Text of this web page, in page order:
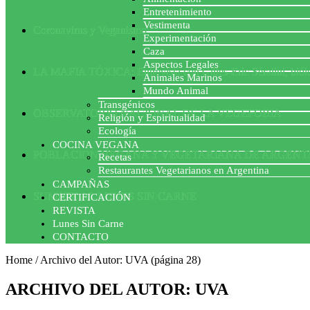
Coronavirus y Veganismo
LA MAFIA TÓXICA: Entrevista con Gilles-Eric Séralini,
OBSERVATORIO NACIONAL DE LA VEGEFOBIA
POBLACION VEGANA Y VEGETARIANA DE
SUMATE AL LUNES SIN CARNE
Entretenimiento
Vestimenta
Experimentación
Caza
Aspectos Legales
Animales Marinos
Mundo Animal
Transgénicos
Religión y Espiritualidad
Ecología
COCINA VEGANA
Recetas
Restaurantes Vegetarianos en Argentina
CAMPAÑAS
CERTIFICACIÓN
REVISTA
Lunes Sin Carne
CONTACTO
Home /Archivo del Autor: UVA (página 28)
ARCHIVO DEL AUTOR: UVA